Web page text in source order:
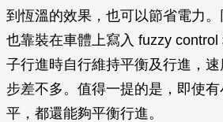
到恆溫的效果，也可以節省電力
也靠裝在車體上寫入 fuzzy
子行進時自行維持平衡及行進，
步差不多。值得一提的是，即使
平，都還能夠平衡行進。